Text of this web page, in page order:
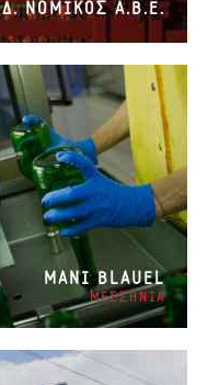
Δ. ΝΟΜΙΚΟΣ Α.Β.Ε.
ΜANI BLAUEL
ΜΕΣΣΗΝΙΑ